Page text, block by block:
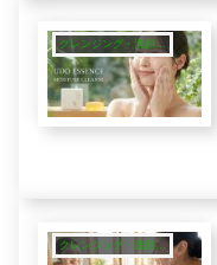
クレンジング・洗顔・ピーリング
クレンジング・洗顔・ピーリング